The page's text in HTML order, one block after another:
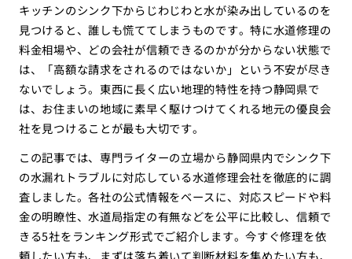
キッチンのシンク下からじわじわと水が染み出しているのを
見つけると、誰しも慌ててしまうものです。特に水道修理の
料金相場や、どの会社が信頼できるのかが分からない状態で
は、「高額な請求をされるのではないか」という不安が尽き
ないでしょう。東西に長く広い地理的特性を持つ静岡県で
は、お住まいの地域に素早く駆けつけてくれる地元の優良会
社を見つけることが最も大切です。
この記事では、専門ライターの立場から静岡県内でシンク下
の水漏れトラブルに対応している水道修理会社を徹底的に調
査しました。各社の公式情報をベースに、対応スピードや料
金の明瞭性、水道局指定の有無などを公平に比較し、信頼で
きる5社をランキング形式でご紹介します。今すぐ修理を依
頼したい方も、まずは落ち着いて判断材料を集めたい方も、